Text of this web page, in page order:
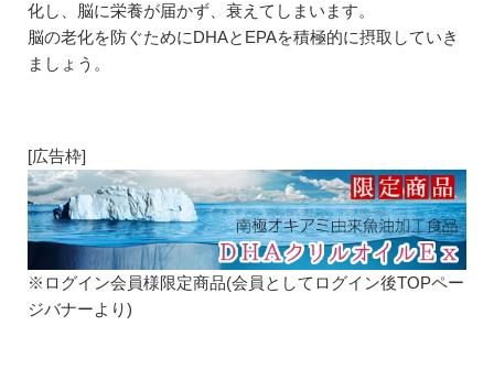
化し、脳に栄養が届かず、衰えてしまいます。
脳の老化を防ぐためにDHAとEPAを積極的に摂取していき
ましょう。
[広告枠]
※ログイン会員様限定商品(会員としてログイン後TOPペー
ジバナーより)